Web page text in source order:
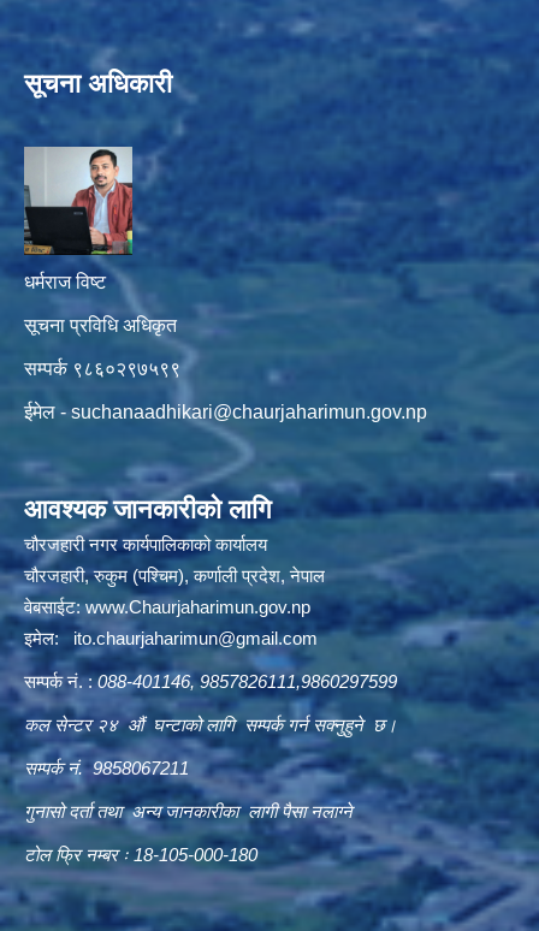
सूचना अधिकारी
धर्मराज विष्ट
सूचना प्रविधि अधिकृत
सम्पर्क ९८६०२९७५९९
ईमेल -suchanaadhikari@chaurjaharimun.gov.np
आवश्यक जानकारीको लागि
चौरजहारी नगर कार्यपालिकाको कार्यालय
चौरजहारी, रुकुम (पश्चिम), कर्णाली प्रदेश, नेपाल
वेबसाईट:www.Chaurjaharimun.gov.np
इमेल: ito.chaurjaharimun@gmail.com
सम्पर्क नं. :088-401146, 9857826111,9860297599
कल सेन्टर २४ औं घन्टाको लागि सम्पर्क गर्न सक्नुहुने छ।
सम्पर्क नं. 9858067211
गुनासो दर्ता तथा अन्य जानकारीका लागी पैसा नलाग्ने
टोल फ्रि नम्बर ः 18-105-000-180